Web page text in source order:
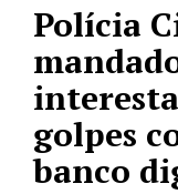
Polícia
golpes
banco